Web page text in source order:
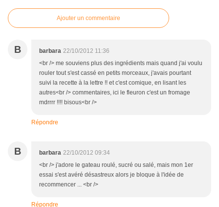
Ajouter un commentaire
B barbara 22/10/2012 11:36
<br /> me souviens plus des ingrédients mais quand j'ai voulu
rouler tout s'est cassé en petits morceaux, j'avais pourtant
suivi la recette à la lettre !! et c'est comique, en lisant les
autres<br /> commentaires, ici le fleuron c'est un fromage
mdrrrr !!!! bisous<br />
Répondre
B barbara 22/10/2012 09:34
<br /> j'adore le gateau roulé, sucré ou salé, mais mon 1er
essai s'est avéré désastreux alors je bloque à l'idée de
recommencer ... <br />
Répondre